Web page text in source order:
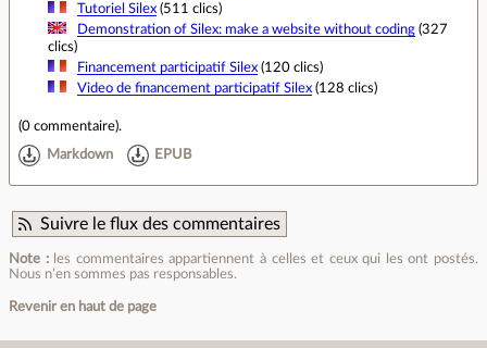
Tutoriel Silex(511 clics)
Demonstration of Silex: make a website without coding(327
clics)
Financement participatif Silex(120 clics)
Video de financement participatif Silex(128 clics)
(0 commentaire).
Markdown EPUB
Suivre le flux des commentaires
Note :les commentaires appartiennent à celles et ceux qui les ont postés.
Nous n’en sommes pas responsables.
Revenir en haut de page